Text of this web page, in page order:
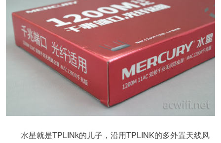
水星就是TPLINk的儿子，沿用TPLINK的多外置天线风